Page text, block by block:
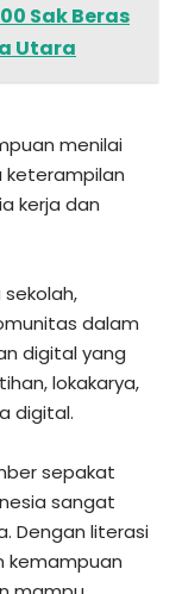
Sak Beras
Utara
menilai
keterampilan
kerja dan
dalam
digital yang
lokakarya,
digital.
sepakat
sangat
Dengan literasi
kemampuan